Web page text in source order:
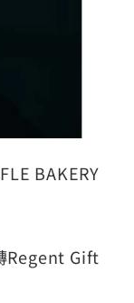
BAKERY
Regent Gift